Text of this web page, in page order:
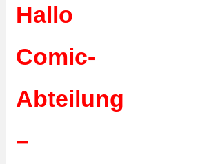
Hallo
Comic-
Abteilung
–